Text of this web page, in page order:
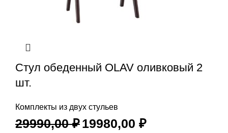
Стул обеденный OLAV оливковый 2
шт.
Комплекты из двух стульев
29990,00₽19980,00 ₽